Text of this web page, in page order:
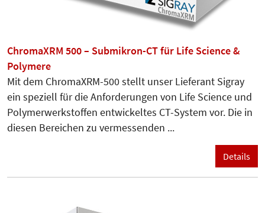
ChromaXRM 500 – Submikron-CT für Life Science &
Polymere
Mit dem ChromaXRM-500 stellt unser Lieferant Sigray
ein speziell für die Anforderungen von Life Science und
Polymerwerkstoffen entwickeltes CT-System vor. Die in
diesen Bereichen zu vermessenden ...
Details